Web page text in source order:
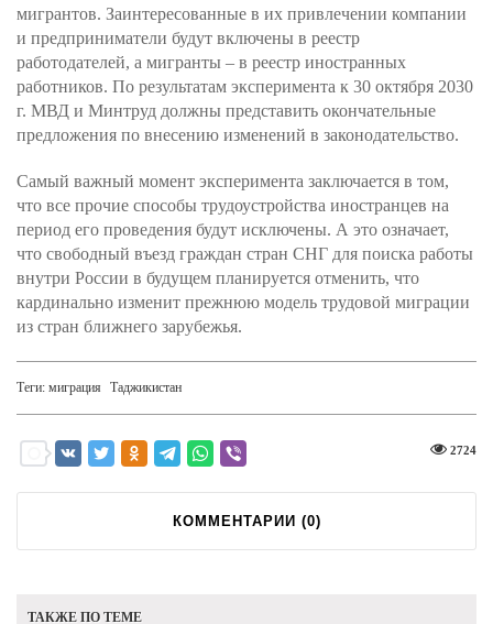
мигрантов. Заинтересованные в их привлечении компании
и предприниматели будут включены в реестр
работодателей, а мигранты – в реестр иностранных
работников. По результатам эксперимента к 30 октября 2030
г. МВД и Минтруд должны представить окончательные
предложения по внесению изменений в законодательство.
Самый важный момент эксперимента заключается в том,
что все прочие способы трудоустройства иностранцев на
период его проведения будут исключены. А это означает,
что свободный въезд граждан стран СНГ для поиска работы
внутри России в будущем планируется отменить, что
кардинально изменит прежнюю модель трудовой миграции
из стран ближнего зарубежья.
Теги: миграция Таджикистан
2724
КОММЕНТАРИИ (0)
ТАКЖЕ ПО ТЕМЕ